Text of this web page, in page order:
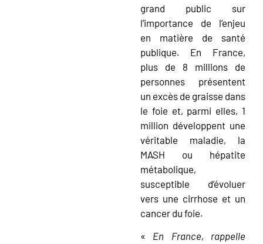
grand public sur
l’importance de l’enjeu
en matière de santé
publique. En France,
plus de 8 millions de
personnes présentent
un excès de graisse dans
le foie et, parmi elles, 1
million développent une
véritable maladie, la
MASH ou hépatite
métabolique,
susceptible d’évoluer
vers une cirrhose et un
cancer du foie.
« En France, rappelle